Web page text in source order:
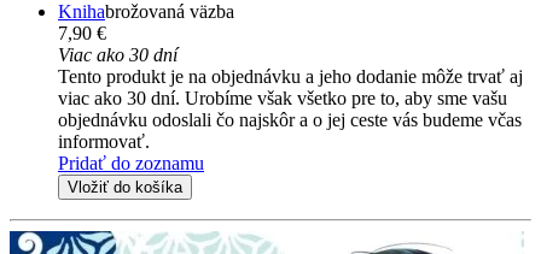
Knihabrožovaná väzba
7,90 €
Viac ako 30 dní
Tento produkt je na objednávku a jeho dodanie môže trvať aj
viac ako 30 dní. Urobíme však všetko pre to, aby sme vašu
objednávku odoslali čo najskôr a o jej ceste vás budeme včas
informovať.
Pridať do zoznamu
Vložiť do košíka